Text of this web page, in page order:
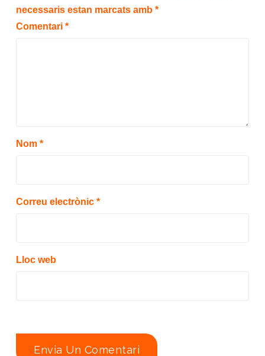
necessaris estan marcats amb *
Comentari *
Nom *
Correu electrònic *
Lloc web